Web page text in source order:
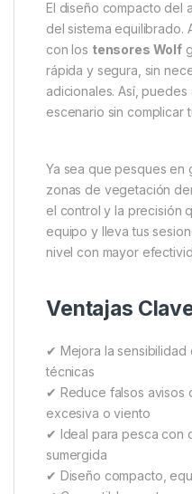
El diseño compacto del
del sistema equilibrado.
con los tensores Wolf
rápida y segura, sin
adicionales. Así,
escenario sin complicar
Ya sea que pesques en
zonas de vegetación
el control y la precisión
equipo y lleva tus
nivel con mayor
Ventajas
✔ Mejora la sensibilidad
técnicas
✔ Reduce falsos avisos
excesiva o viento
✔ Ideal para pesca con
sumergida
✔ Diseño compacto,